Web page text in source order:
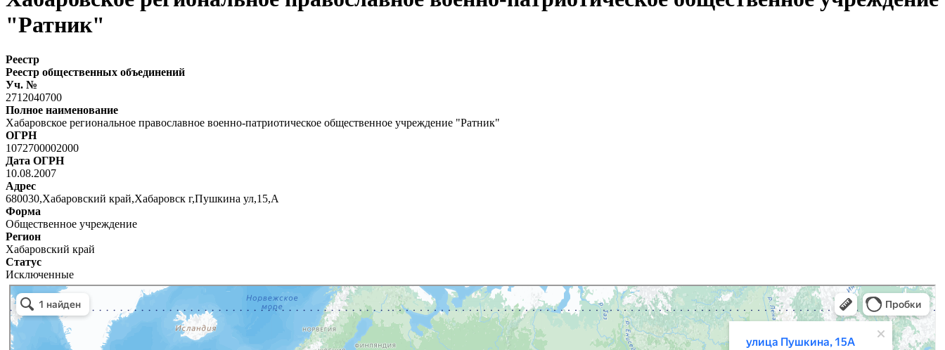
"Ратник"
Реестр
Реестр общественных объединений
Уч. №
2712040700
Полное наименование
Хабаровское региональное православное военно-патриотическое общественное учреждение "Ратник"
ОГРН
1072700002000
Дата ОГРН
10.08.2007
Адрес
680030,Хабаровский край,Хабаровск г,Пушкина ул,15,А
Форма
Общественное учреждение
Регион
Хабаровский край
Статус
Исключенные